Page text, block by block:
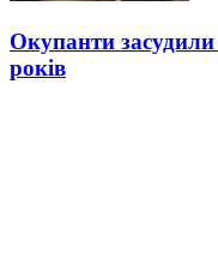
Окупанти
років